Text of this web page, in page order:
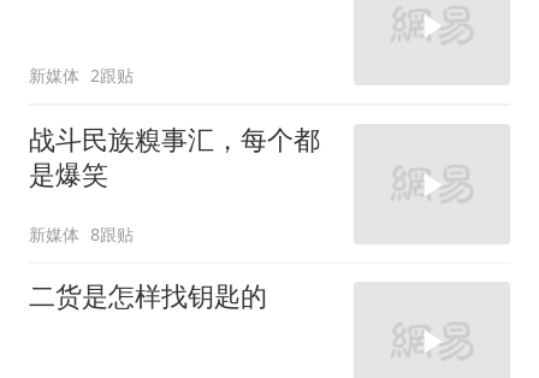
新媒体 2跟贴
战斗民族糗事汇，每个都
是爆笑
新媒体 8跟贴
二货是怎样找钥匙的